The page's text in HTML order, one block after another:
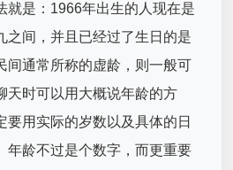
就是：1966年出生的人现在是
之间，并且已经过了生日的是
间通常所称的虚龄，则一般可
天时可以用大概说年龄的方
要用实际的岁数以及具体的日
年龄不过是个数字，而更重要